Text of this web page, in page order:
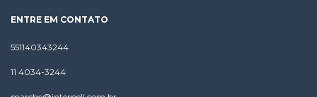
ENTRE EM CONTATO
551140343244
11 4034-3244